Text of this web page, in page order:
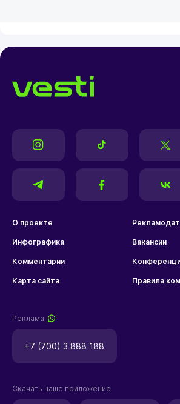
О проекте
Инфографика Вакансии
Комментарии
Карта сайта Правила
Реклама
+7 (700) 3 888 188
Скачать наше приложение